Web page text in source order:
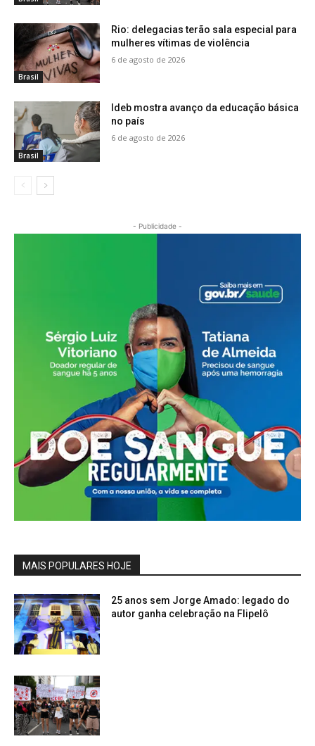
Brasil
Rio: delegacias terão sala especial para
mulheres vítimas de violência
6 de agosto de 2026
Brasil
Ideb mostra avanço da educação básica
no país
6 de agosto de 2026
- Publicidade -
MAIS POPULARES HOJE
25 anos sem Jorge Amado: legado do
autor ganha celebração na Flipelô